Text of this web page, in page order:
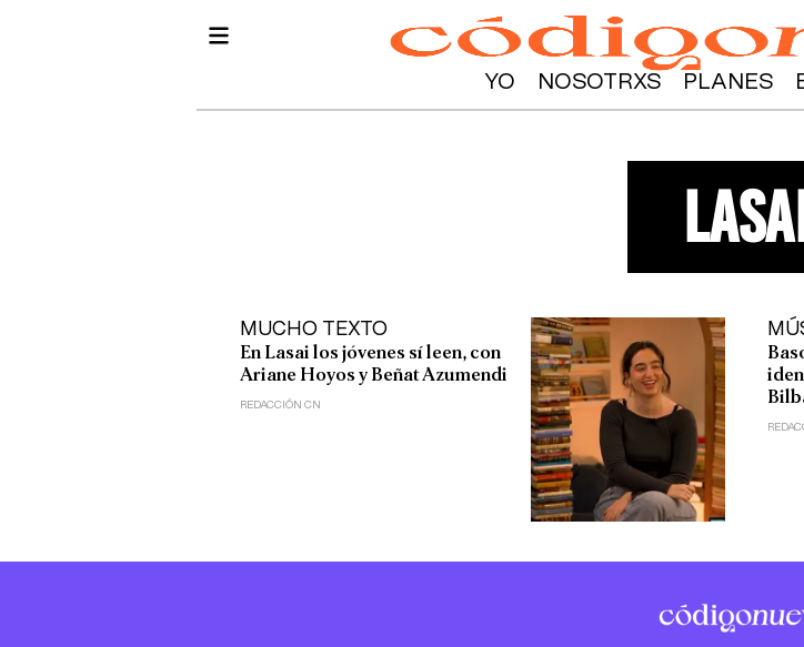
YO NOSOTRXS PLANES
MUCHO TEXTO
En Lasai los jóvenes sí leen, con
Ariane Hoyos y Beñat Azumendi
REDACCIÓN CN